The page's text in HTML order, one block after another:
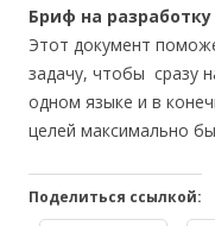
Бриф на
Этот документ
задачу, чтобы сразу
одном языке и в
целей максимально
Поделиться ссылкой: